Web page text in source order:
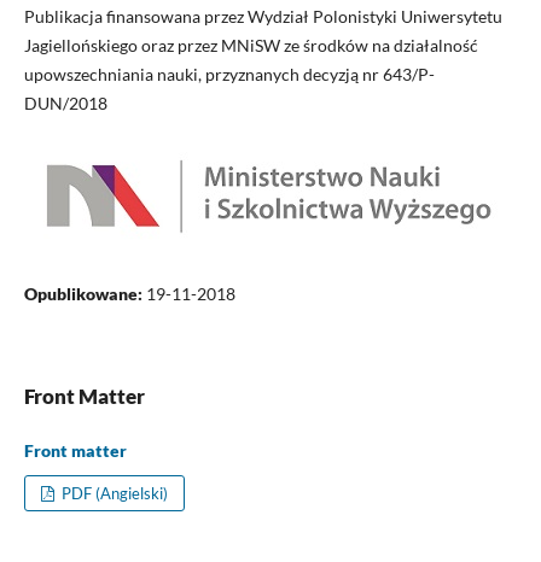
Publikacja finansowana przez Wydział Polonistyki Uniwersytetu
Jagiellońskiego oraz przez MNiSW ze środków na działalność
upowszechniania nauki, przyznanych decyzją nr 643/P-
DUN/2018
Opublikowane: 19-11-2018
Front Matter
Front matter
PDF (Angielski)